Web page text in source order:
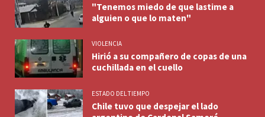
"Tenemos miedo de que lastime a
alguien o que lo maten"
VIOLENCIA
Hirió a su compañero de copas de una
cuchillada en el cuello
ESTADO DEL TIEMPO
Chile tuvo que despejar el lado